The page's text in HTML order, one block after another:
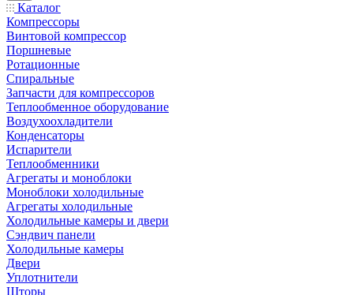
Каталог
Компрессоры
Винтовой компрессор
Поршневые
Ротационные
Спиральные
Запчасти для компрессоров
Теплообменное оборудование
Воздухоохладители
Конденсаторы
Испарители
Теплообменники
Агрегаты и моноблоки
Моноблоки холодильные
Агрегаты холодильные
Холодильные камеры и двери
Сэндвич панели
Холодильные камеры
Двери
Уплотнители
Шторы